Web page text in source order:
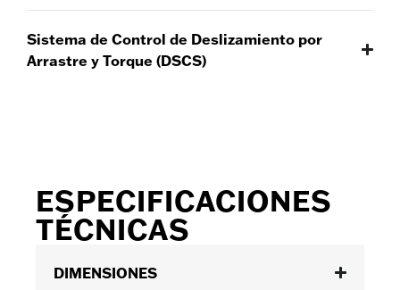
Sistema de Control de Deslizamiento por
Arrastre y Torque (DSCS)
ESPECIFICACIONES
TÉCNICAS
DIMENSIONES